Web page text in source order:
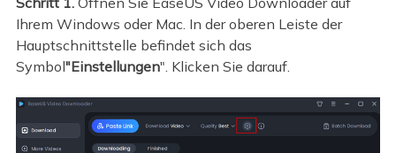
Ihrem Windows oder Mac. In der oberen Leiste der
Hauptschnittstelle befindet sich das
Symbol"Einstellungen". Klicken Sie darauf.